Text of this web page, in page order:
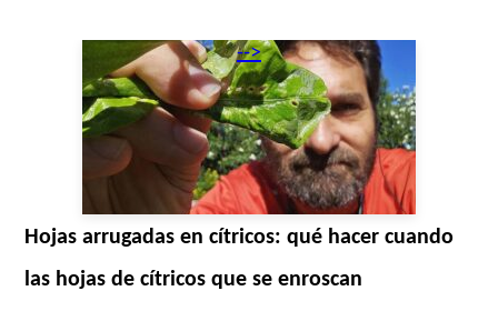
-->
Hojas arrugadas en cítricos: qué hacer cuando
las hojas de cítricos que se enroscan